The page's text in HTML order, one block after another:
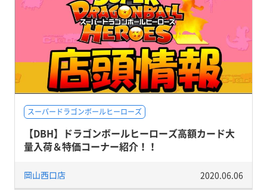
スーパードラゴンボールヒーローズ
【DBH】ドラゴンボールヒーローズ高額カード大
量入荷＆特価コーナー紹介！！
岡山西口店 2020.06.06